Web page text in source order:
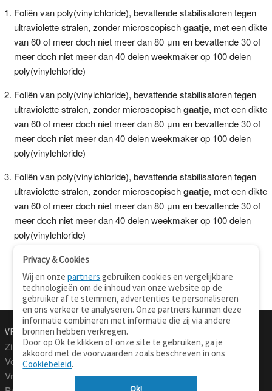
Foliën van poly(vinylchloride), bevattende stabilisatoren tegen
ultraviolette stralen, zonder microscopischgaatje, met een dikte
van 60 of meer doch niet meer dan 80 μm en bevattende 30 of
meer doch niet meer dan 40 delen weekmaker op 100 delen
poly(vinylchloride)
Foliën van poly(vinylchloride), bevattende stabilisatoren tegen
ultraviolette stralen, zonder microscopischgaatje, met een dikte
van 60 of meer doch niet meer dan 80 μm en bevattende 30 of
meer doch niet meer dan 40 delen weekmaker op 100 delen
poly(vinylchloride)
Foliën van poly(vinylchloride), bevattende stabilisatoren tegen
ultraviolette stralen, zonder microscopischgaatje, met een dikte
van 60 of meer doch niet meer dan 80 μm en bevattende 30 of
meer doch niet meer dan 40 delen weekmaker op 100 delen
poly(vinylchloride)
VERTALEN.NU
Zinnen vertalen
Verklarend woordenboek
Vraagbaak
Over deze site
Privacy
Privacy & Cookies
Wij en onzepartners gebruiken cookies en vergelijkbare
technologieën om de inhoud van onze website op de
gebruiker af te stemmen, advertenties te personaliseren
en ons verkeer te analyseren. Onze partners kunnen deze
informatie combineren met informatie die zij via andere
bronnen hebben verkregen.
Door op Ok te klikken of onze site te gebruiken, ga je
akkoord met de voorwaarden zoals beschreven in ons
Cookiebeleid.
Ok!